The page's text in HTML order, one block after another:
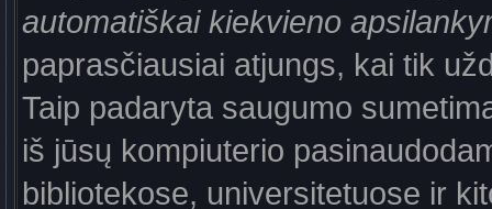
automatiškai kiekvieno
paprasčiausiai atjungs, kai tik
Taip padaryta saugumo
iš jūsų kompiuterio
bibliotekose, universitetuose ir